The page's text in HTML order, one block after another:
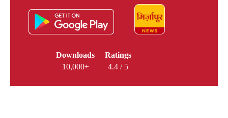
Downloads
10,000+
Ratings
4.4 / 5